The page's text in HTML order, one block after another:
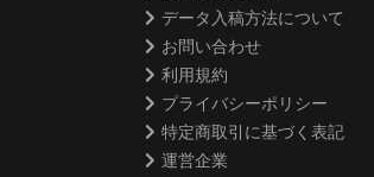
データ入稿方法について
お問い合わせ
利用規約
プライバシーポリシー
特定商取引に基づく表記
運営企業